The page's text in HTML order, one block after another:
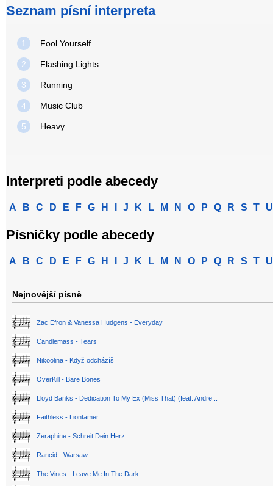
Seznam písní interpreta
1 Fool Yourself
2 Flashing Lights
3 Running
4 Music Club
5 Heavy
Interpreti podle abecedy
A B C D E F G H J K L M N O P Q R S T U
Písničky podle abecedy
A B C D E F G H J K L M N O P Q R S T U
Nejnovější písně
Zac Efron & Vanessa Hudgens - Everyday
Candlemass - Tears
Nikoolina - Když odcházíš
OverKill - Bare Bones
Lloyd Banks - Dedication To My Ex (Miss That) (feat. Andre ..
Faithless - Liontamer
Zeraphine - Schreit Dein Herz
Rancid - Warsaw
The Vines - Leave Me In The Dark